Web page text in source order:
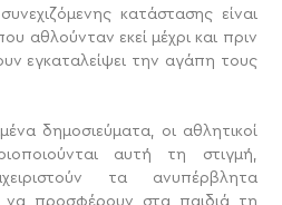
κατάστασης είναι
αθλούνταν εκεί μέχρι και πριν
εγκαταλείψει την αγάπη τους
δημοσιεύματα, οι αθλητικοί
αυτή τη στιγμή,
τα ανυπέρβλητα
να προσφέρουν στα παιδιά τη